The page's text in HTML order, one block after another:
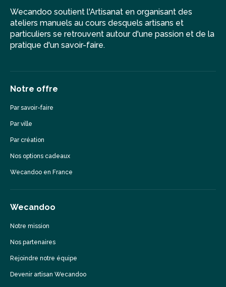
Wecandoo soutient l'Artisanat en organisant des
ateliers manuels au cours desquels artisans et
particuliers se retrouvent autour d'une passion et de la
pratique d'un savoir-faire.
Notre offre
Par savoir-faire
Par ville
Par création
Nos options cadeaux
Wecandoo en France
Wecandoo
Notre mission
Nos partenaires
Rejoindre notre équipe
Devenir artisan Wecandoo